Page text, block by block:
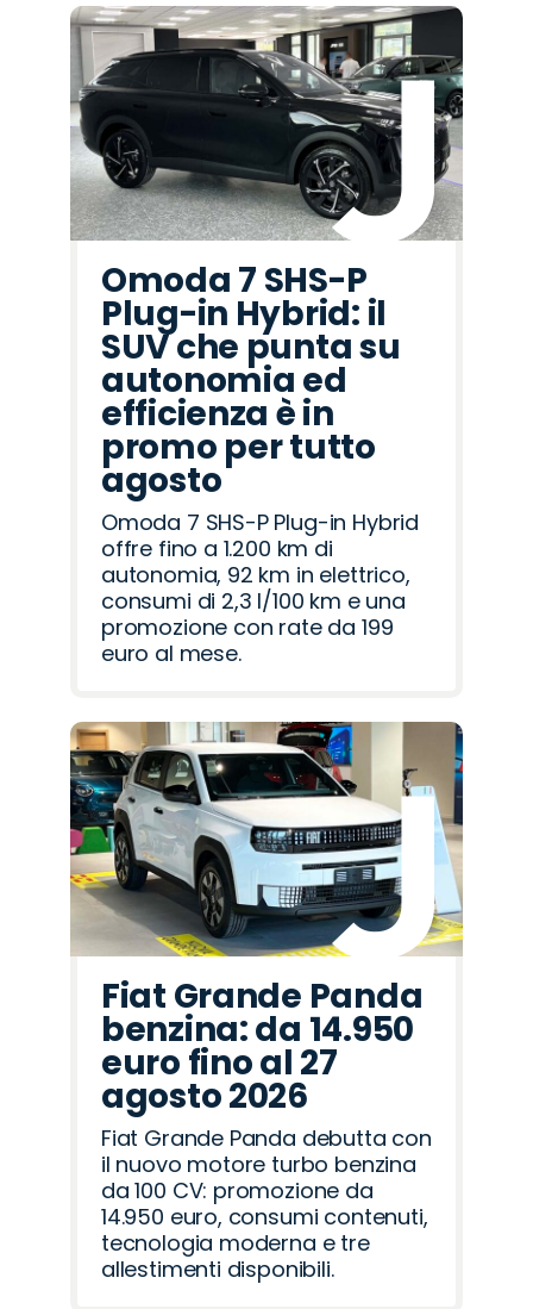
Omoda 7 SHS-P
Plug-in Hybrid: il
SUV che punta su
autonomia ed
efficienza è in
promo per tutto
agosto
Omoda 7 SHS-P Plug-in Hybrid
offre fino a 1.200 km di
autonomia, 92 km in elettrico,
consumi di 2,3 l/100 km e una
promozione con rate da 199
euro al mese.
Fiat Grande Panda
benzina: da 14.950
euro fino al 27
agosto 2026
Fiat Grande Panda debutta con
il nuovo motore turbo benzina
da 100 CV: promozione da
14.950 euro, consumi contenuti,
tecnologia moderna e tre
allestimenti disponibili.